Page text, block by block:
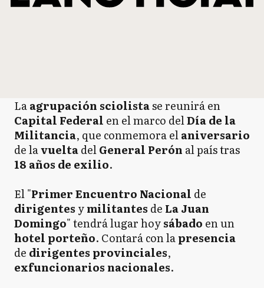
Laagrupación sciolistase reunirá en
Capital Federal en el marco delDía de la
Militancia, que conmemora elaniversario
de lavueltadelGeneral Perón al país tras
18 años de exilio.
El "PrimerEncuentro Nacional de
dirigentes ymilitantes de La Juan
Domingo" tendrá lugar hoysábado en un
hotel porteño. Contará con lapresencia
de dirigentes provinciales,
exfuncionarios nacionales.